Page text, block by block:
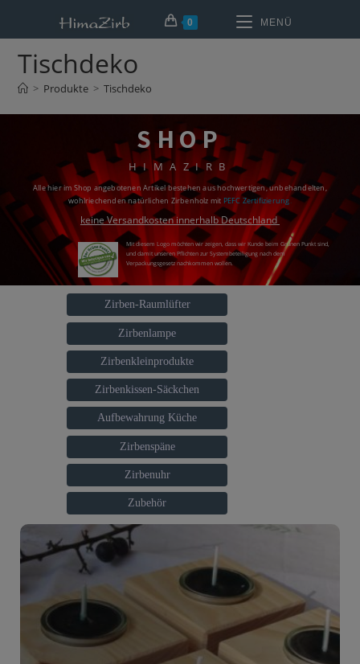
0 MENÜ
Tischdeko
> Produkte > Tischdeko
SHOP
HIMAZIRB
Alle hier im Shop angebotenen Artikel bestehen aus hochwertigen, unbehandelten,
wohlriechenden natürlichen Zirbenholz mit PEFC Zertifizierung
keine Versandkosten innerhalb Deutschland
Mit diesem Logo möchten wir zeigen, dass wir Kunde beim Grünen Punkt sind,
und damit unseren Pflichten zur Systembeteiligung nach dem
Verpackungsgesetz nachkommen wollen.
Zirben-Raumlüfter
Zirbenlampe
Zirbenkleinprodukte
Zirbenkissen-Säckchen
Aufbewahrung Küche
Zirbenspäne
Zirbenuhr
Zubehör